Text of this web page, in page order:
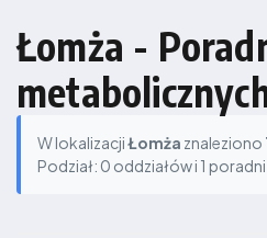
Łomża -
W lokalizacjiŁomża znaleziono
Podział: 0 oddziałów i 1 poradni.